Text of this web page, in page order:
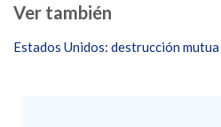
Ver también
Estados Unidos: destrucción